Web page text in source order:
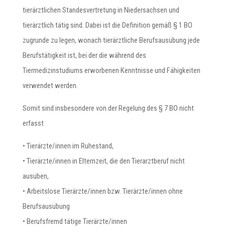
tierärztlichen Standesvertretung in Niedersachsen und
tierärztlich tätig sind. Dabei ist die Definition gemäß § 1 BO
zugrunde zu legen, wonach tierärztliche Berufsausübung jede
Berufstätigkeit ist, bei der die während des
Tiermedizinstudiums erworbenen Kenntnisse und Fähigkeiten
verwendet werden.
Somit sind insbesondere von der Regelung des § 7 BO nicht
erfasst
• Tierärzte/innen im Ruhestand,
• Tierärzte/innen in Elternzeit, die den Tierarztberuf nicht
ausüben,
• Arbeitslose Tierärzte/innen bzw. Tierärzte/innen ohne
Berufsausübung
• Berufsfremd tätige Tierärzte/innen